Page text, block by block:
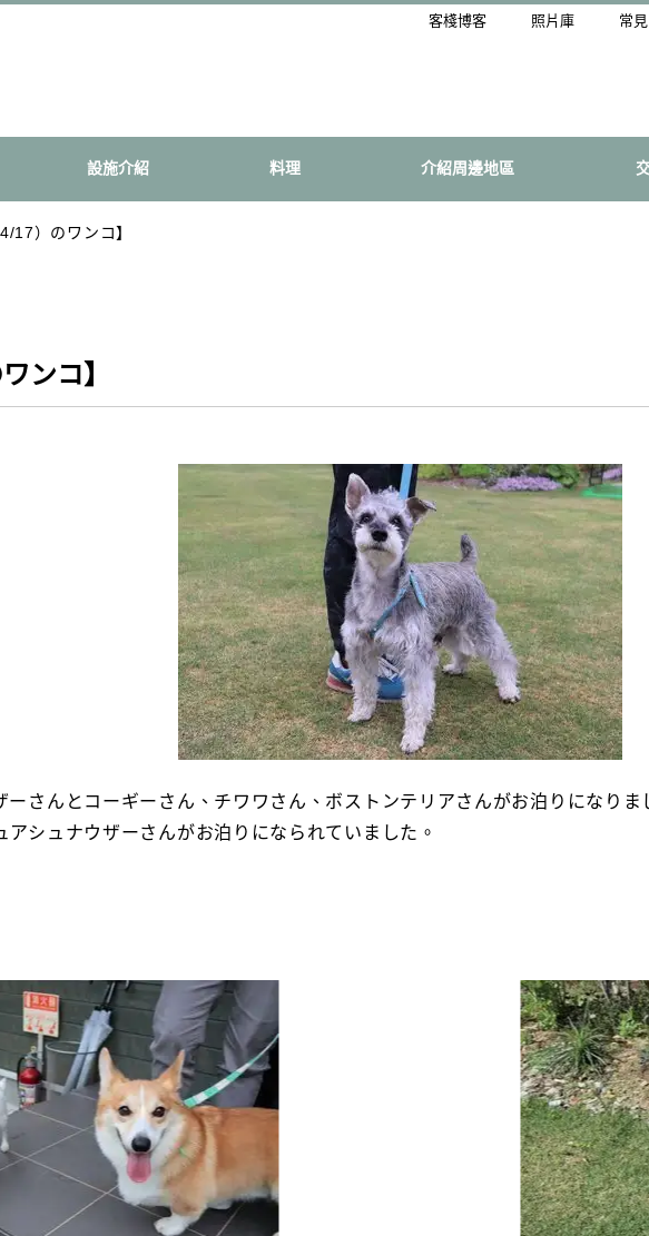
客棧博客 照片庫 常
設施介紹 料理 介紹周邊地區
17）のワンコ】
ンコ】
さんとコーギーさん、チワワさん、ボストンテリアさんがお泊りになりま
シュナウザーさんがお泊りになられていました。